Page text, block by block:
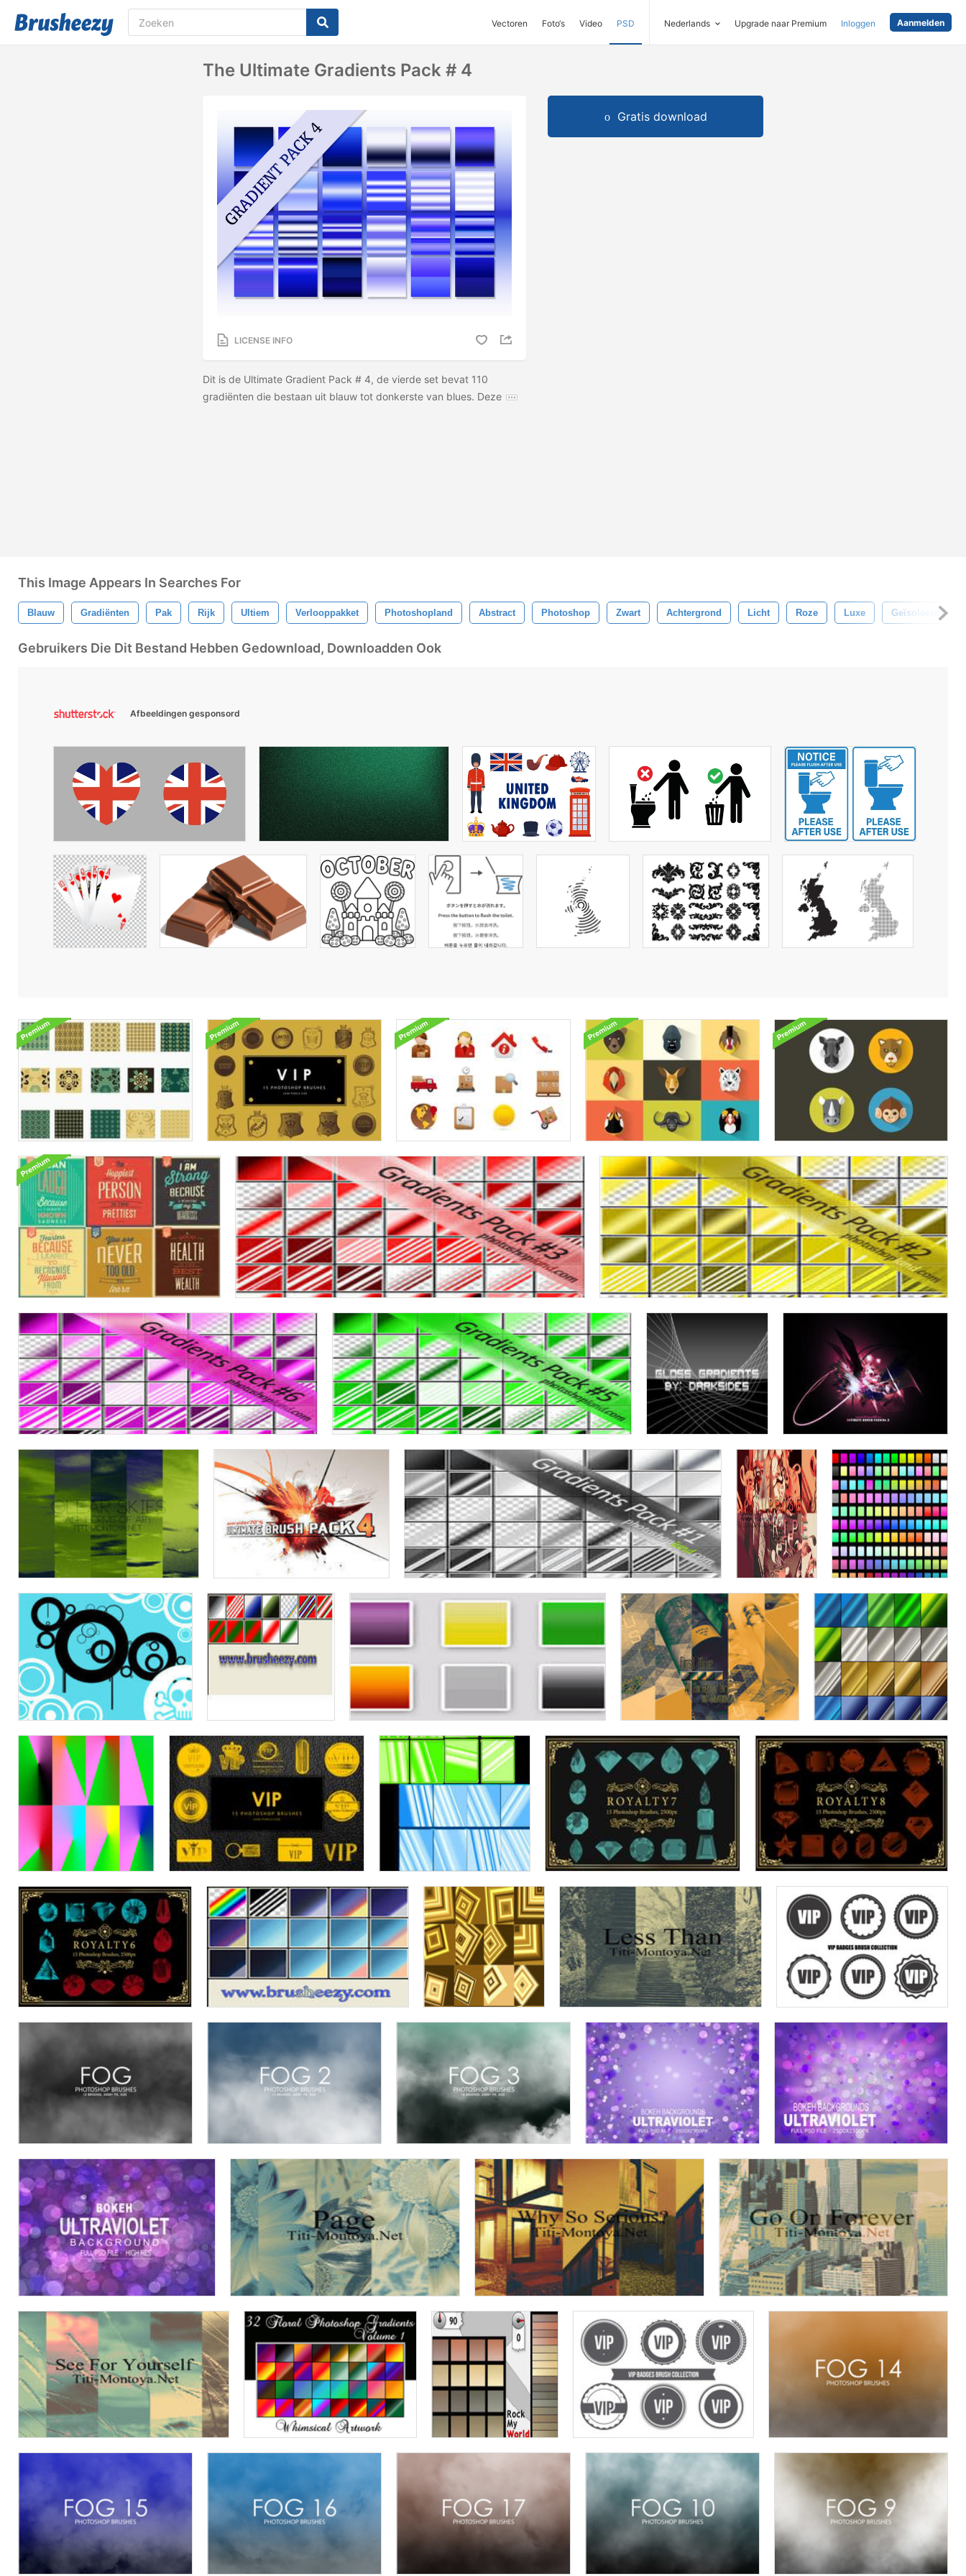
Vectoren Foto‘s Video PSD Nederlands Upgrade naar Premium Inloggen Aanmelden
The Ultimate Gradients Pack # 4
LICENSE INFO
Dit is de Ultimate Gradient Pack # 4, de vierde set bevat 110
gradiënten die bestaan ​​uit blauw tot donkerste van blues. Deze
Gratis download
This Image Appears In Searches For
Blauw Gradiënten Pak Rijk Ultiem Verlooppakket Photoshopland Abstract Photoshop Zwart Achtergrond Licht Roze Luxe Geïsoleerd
Gebruikers Die Dit Bestand Hebben Gedownload, Downloadden Ook
Afbeeldingen gesponsord